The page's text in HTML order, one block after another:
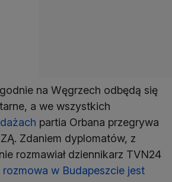
na Węgrzech odbędą się
a we wszystkich
partia Orbana przegrywa
Zdaniem dyplomatów, z
rozmawiał dziennikarz TVN24
rozmowa w Budapeszcie jest